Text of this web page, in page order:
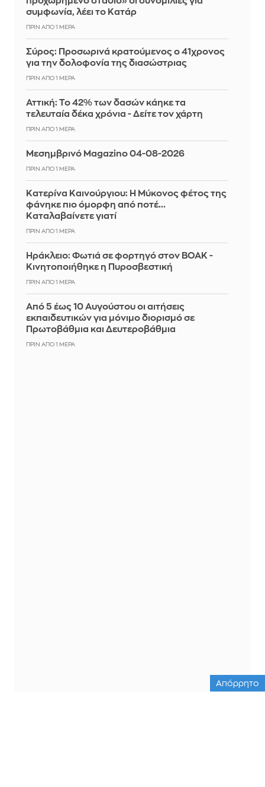
συμφωνία, λέει το Κατάρ
ΠΡΙΝ ΑΠΌ 1 ΜΈΡΑ
Σύρος: Προσωρινά κρατούμενος ο 41χρονος
για την δολοφονία της διασώστριας
ΠΡΙΝ ΑΠΌ 1 ΜΈΡΑ
Αττική: Το 42% των δασών κάηκε τα
τελευταία δέκα χρόνια - Δείτε τον χάρτη
ΠΡΙΝ ΑΠΌ 1 ΜΈΡΑ
Μεσημβρινό Magazino 04-08-2026
ΠΡΙΝ ΑΠΌ 1 ΜΈΡΑ
Κατερίνα Καινούργιου: Η Μύκονος φέτος της
φάνηκε πιο όμορφη από ποτέ...
Καταλαβαίνετε γιατί
ΠΡΙΝ ΑΠΌ 1 ΜΈΡΑ
Ηράκλειο: Φωτιά σε φορτηγό στον ΒΟΑΚ -
Κινητοποιήθηκε η Πυροσβεστική
ΠΡΙΝ ΑΠΌ 1 ΜΈΡΑ
Από 5 έως 10 Αυγούστου οι αιτήσεις
εκπαιδευτικών για μόνιμο διορισμό σε
Πρωτοβάθμια και Δευτεροβάθμια
ΠΡΙΝ ΑΠΌ 1 ΜΈΡΑ
Απόρρητο